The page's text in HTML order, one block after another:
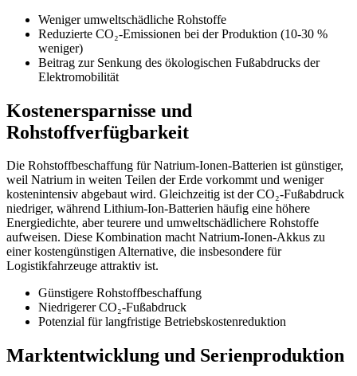
Weniger umweltschädliche Rohstoffe
Reduzierte CO₂-Emissionen bei der Produktion (10-30 %
weniger)
Beitrag zur Senkung des ökologischen Fußabdrucks der
Elektromobilität
Kostenersparnisse und
Rohstoffverfügbarkeit
Die Rohstoffbeschaffung für Natrium-Ionen-Batterien ist günstiger,
weil Natrium in weiten Teilen der Erde vorkommt und weniger
kostenintensiv abgebaut wird. Gleichzeitig ist der CO₂-Fußabdruck
niedriger, während Lithium-Ion-Batterien häufig eine höhere
Energiedichte, aber teurere und umweltschädlichere Rohstoffe
aufweisen. Diese Kombination macht Natrium-Ionen-Akkus zu
einer kostengünstigen Alternative, die insbesondere für
Logistikfahrzeuge attraktiv ist.
Günstigere Rohstoffbeschaffung
Niedrigerer CO₂-Fußabdruck
Potenzial für langfristige Betriebskostenreduktion
Marktentwicklung und Serienproduktion